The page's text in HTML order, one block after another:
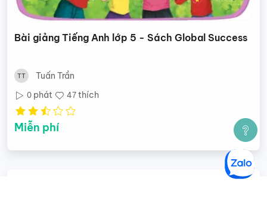
Bài giảng Tiếng Anh lớp 5 - Sách Global Success
Tuấn Trần
0 phát 47 thích
Miễn phí